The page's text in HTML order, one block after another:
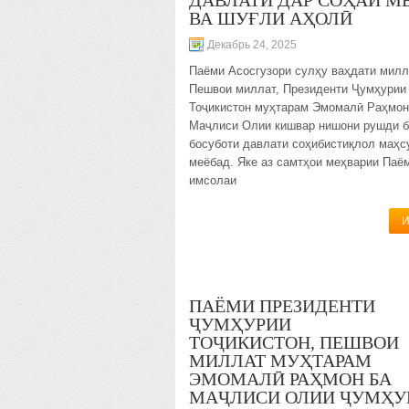
ВА ШУҒЛИ АҲОЛӢ
Декабрь 24, 2025
Паёми Асосгузори сулҳу ваҳдати
Пешвои миллат, Президенти Ҷумҳурии
Тоҷикистон муҳтарам Эмомалӣ
Маҷлиси Олии кишвар нишони рушди
босуботи давлати соҳибистиқлол
меёбад. Яке аз самтҳои меҳварии
имсолаи
ПАЁМИ ПРЕЗИДЕНТИ
ҶУМҲУРИИ
ТОҶИКИСТОН, ПЕШВОИ
МИЛЛАТ МУҲТАРАМ
ЭМОМАЛӢ РАҲМОН БА
МАҶЛИСИ ОЛИИ